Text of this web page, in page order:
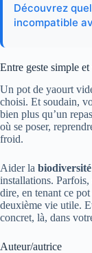
Découvrez
incompatible
Entre geste simple
Un pot de yaourt
choisi. Et soudain,
bien plus qu’un
où se poser,
froid.
Aider la biodiversité
installations. Parfois,
dire, en tenant ce
deuxième vie utile.
concret, là, dans
Auteur/autrice